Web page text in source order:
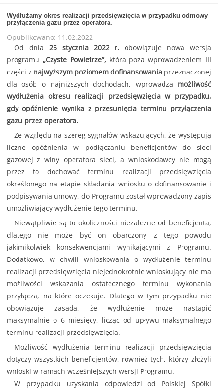
Wydłużamy okres realizacji przedsięwzięcia w przypadku odmowy
przyłączenia gazu przez operatora.
Opublikowano: 11.02.2022
Od dnia 25 stycznia 2022 r. obowiązuje nowa wersja
programu „Czyste Powietrze”, która poza wprowadzeniem III
części z najwyższym poziomem dofinansowania przeznaczonej
dla osób o najniższych dochodach, wprowadza możliwość
wydłużenia okresu realizacji przedsięwzięcia w przypadku,
gdy opóźnienie wynika z przesunięcia terminu przyłączenia
gazu przez operatora.
Ze względu na szereg sygnałów wskazujących, że występują
liczne opóźnienia w podłączaniu beneficjentów do sieci
gazowej z winy operatora sieci, a wnioskodawcy nie mogą
przez to dochować terminu realizacji przedsięwzięcia
określonego na etapie składania wniosku o dofinansowanie i
podpisywania umowy, do Programu został wprowadzony zapis
umożliwiający wydłużenie tego terminu.
Niewątpliwie są to okoliczności niezależne od beneficjenta,
dlatego nie może być on obarczony z tego powodu
jakimikolwiek konsekwencjami wynikającymi z Programu.
Dodatkowo, w chwili wnioskowania o wydłużenie terminu
realizacji przedsięwzięcia niejednokrotnie wnioskujący nie ma
możliwości wskazania ostatecznego terminu wykonania
przyłącza, na które oczekuje. Dlatego w tym przypadku nie
obowiązuje zasada, że wydłużenie może nastąpić
maksymalnie o 6 miesięcy, licząc od upływu maksymalnego
terminu realizacji przedsięwzięcia.
Możliwość wydłużenia terminu realizacji przedsięwzięcia
dotyczy wszystkich beneficjentów, również tych, którzy złożyli
wnioski w ramach wcześniejszych wersji Programu.
W przypadku uzyskania odpowiedzi od Polskiej Spółki